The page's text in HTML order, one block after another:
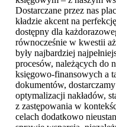
Dostarczane przez nas
kładzie akcent na
dostępny dla
równocześnie w kwestii
były najbardziej
procesów, należących do
księgowo-finansowych a
dokumentów,
optymalizacji nakładów,
z zastępowania w
celach dodatkowo